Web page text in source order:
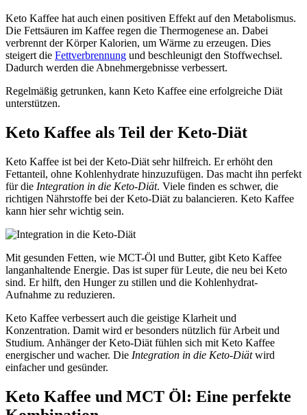
Keto Kaffee hat auch einen positiven Effekt auf den Metabolismus.
Die Fettsäuren im Kaffee regen die Thermogenese an. Dabei
verbrennt der Körper Kalorien, um Wärme zu erzeugen. Dies
steigert die Fettverbrennung und beschleunigt den Stoffwechsel.
Dadurch werden die Abnehmergebnisse verbessert.
Regelmäßig getrunken, kann Keto Kaffee eine erfolgreiche Diät
unterstützen.
Keto Kaffee als Teil der Keto-Diät
Keto Kaffee ist bei der Keto-Diät sehr hilfreich. Er erhöht den
Fettanteil, ohne Kohlenhydrate hinzuzufügen. Das macht ihn perfekt
für die Integration in die Keto-Diät. Viele finden es schwer, die
richtigen Nährstoffe bei der Keto-Diät zu balancieren. Keto Kaffee
kann hier sehr wichtig sein.
Mit gesunden Fetten, wie MCT-Öl und Butter, gibt Keto Kaffee
langanhaltende Energie. Das ist super für Leute, die neu bei Keto
sind. Er hilft, den Hunger zu stillen und die Kohlenhydrat-
Aufnahme zu reduzieren.
Keto Kaffee verbessert auch die geistige Klarheit und
Konzentration. Damit wird er besonders nützlich für Arbeit und
Studium. Anhänger der Keto-Diät fühlen sich mit Keto Kaffee
energischer und wacher. Die Integration in die Keto-Diätwird
einfacher und gesünder.
Keto Kaffee und MCT Öl: Eine perfekte